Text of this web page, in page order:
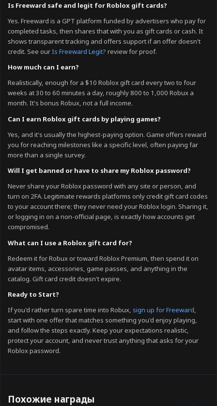
Is Freeward safe and legit for Roblox gift cards?
Yes. Freeward is a GPT platform funded by advertisers who pay for
completed tasks, then shares that with you as gift cards or cash. It
shows transparent tracking and offers support if an offer doesn't
credit. See ourIs Freeward Legit? review for proof.
How much can I earn?
Realistically, enough for a $10 Roblox gift card every two to four
weeks at 30 to 60 minutes a day, roughly 800 to 1,000 Robux a
month. It's bonus Robux, not a full income.
Can I earn Roblox gift cards by playing games?
Yes, and it's usually the highest-paying option. Game offers reward
you for reaching milestones like a specific level, often paying far
more than a single survey.
Will I get banned or have to share my Roblox password?
Never share your Roblox password with any site or person, and
turn on 2FA. Legitimate rewards platforms only credit gift card codes
to your account there; they never need your Roblox login. Sharing it,
or logging in on a non-official page, is exactly how accounts get
compromised.
What can I use a Roblox gift card for?
Redeem it for Robux or toward Roblox Premium, then spend it on
avatar items, accessories, game passes, and anything in the
catalog. Gift card credit doesn't expire.
Ready to Start?
If you'd rather turn spare time into Robux, sign up for Freeward,
start with one offer that matches something you'd enjoy playing,
and follow the steps exactly. Keep your expectations realistic,
protect your account, and never trust anything that asks for your
Roblox password.
Похожие награды